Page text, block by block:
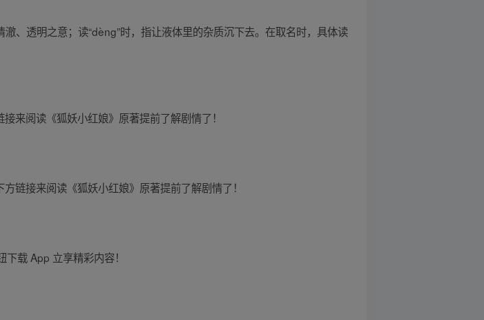
、透明之意；读“dèng”时，指让液体里的杂质沉下去。在取名时，具体读
来阅读《狐妖小红娘》原著提前了解剧情了！
链接来阅读《狐妖小红娘》原著提前了解剧情了！
载 App 立享精彩内容！